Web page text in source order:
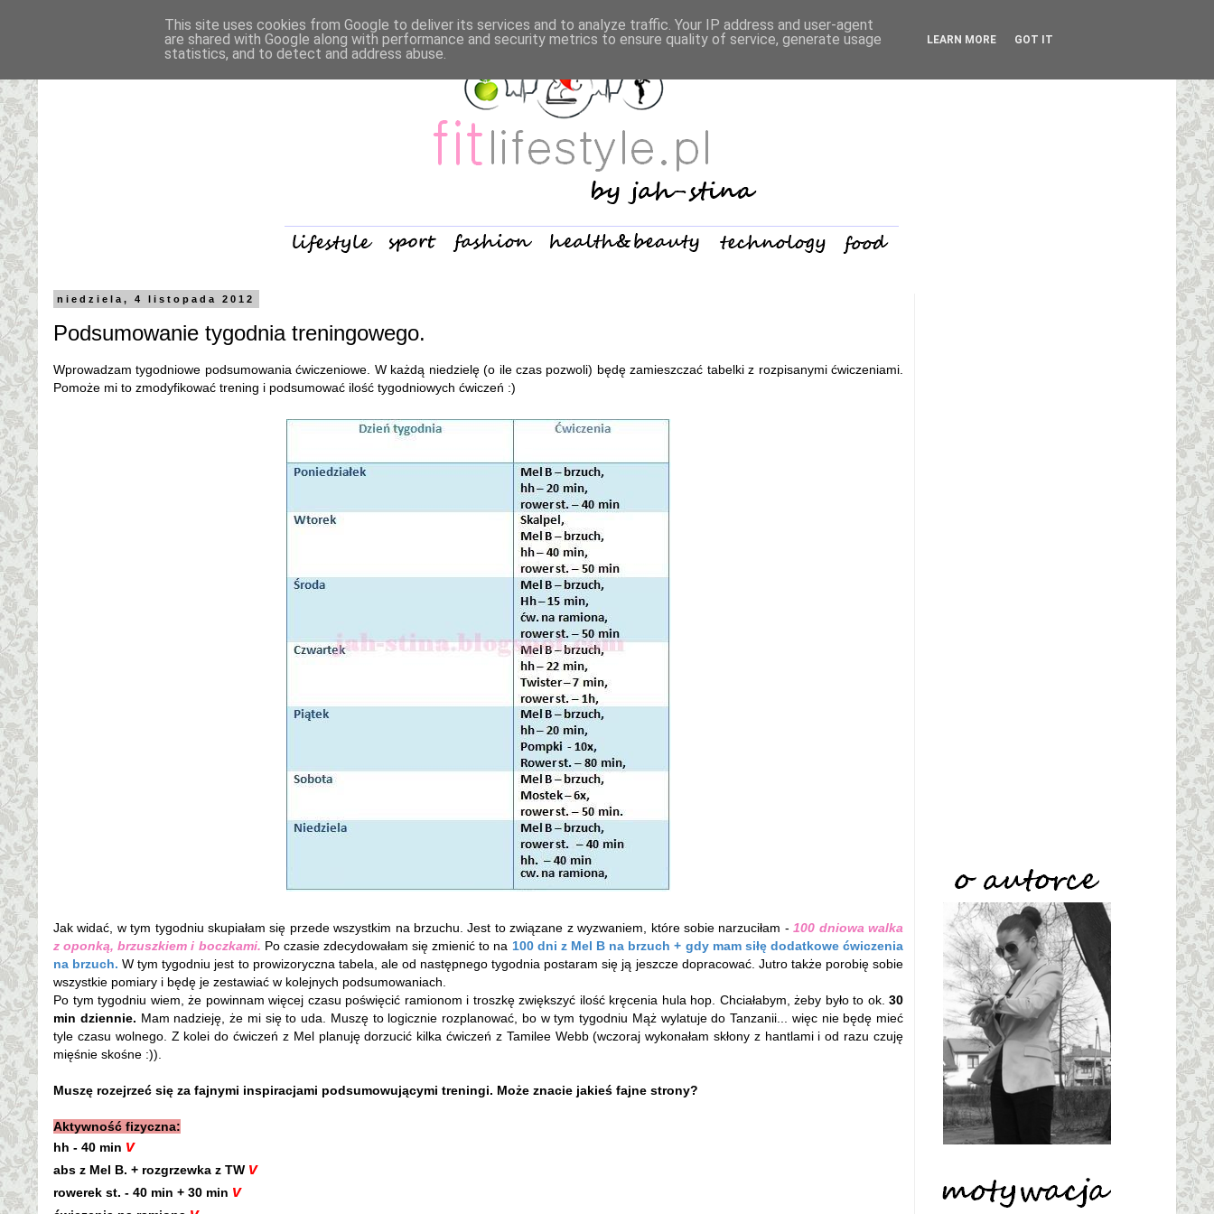
niedziela, 4 listopada 2012
Podsumowanie tygodnia treningowego.
Wprowadzam tygodniowe podsumowania ćwiczeniowe. W każdą niedzielę (o ile czas pozwoli) będę zamieszczać tabelki z rozpisanymi ćwiczeniami.
Pomoże mi to zmodyfikować trening i podsumować ilość tygodniowych ćwiczeń :)
Jak widać, w tym tygodniu skupiałam się przede wszystkim na brzuchu. Jest to związane z wyzwaniem, które sobie narzuciłam -100 dniowa walka
z oponką, brzuszkiem i boczkami. Po czasie zdecydowałam się zmienić to na 100 dni z Mel B na brzuch + gdy mam siłę dodatkowe ćwiczenia
na brzuch. W tym tygodniu jest to prowizoryczna tabela, ale od następnego tygodnia postaram się ją jeszcze dopracować. Jutro także porobię sobie
wszystkie pomiary i będę je zestawiać w kolejnych podsumowaniach.
Po tym tygodniu wiem, że powinnam więcej czasu poświęcić ramionom i troszkę zwiększyć ilość kręcenia hula hop. Chciałabym, żeby było to ok. 30
min dziennie. Mam nadzieję, że mi się to uda. Muszę to logicznie rozplanować, bo w tym tygodniu Mąż wylatuje do Tanzanii... więc nie będę mieć
tyle czasu wolnego. Z kolei do ćwiczeń z Mel planuję dorzucić kilka ćwiczeń z Tamilee Webb (wczoraj wykonałam skłony z hantlami i od razu czuję
mięśnie skośne :)).
Muszę rozejrzeć się za fajnymi inspiracjami podsumowującymi treningi. Może znacie jakieś fajne strony?
Aktywność fizyczna:
hh - 40 min v
abs z Mel B. + rozgrzewka z TW v
rowerek st. - 40 min + 30 min v
This site uses cookies from Google to deliver its services and to analyze traffic. Your IP address and user-agent
are shared with Google along with performance and security metrics to ensure quality of service, generate usage
statistics, and to detect and address abuse.
LEARN MORE GOT IT